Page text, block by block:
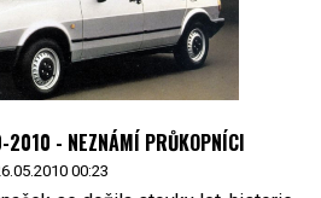
2010 - NEZNÁMÍ PRŮKOPNÍCI
00:23